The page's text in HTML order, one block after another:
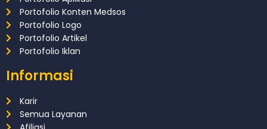
Portofolio Konten Medsos
Portofolio Logo
Portofolio Artikel
Portofolio Iklan
Informasi
Karir
Semua Layanan